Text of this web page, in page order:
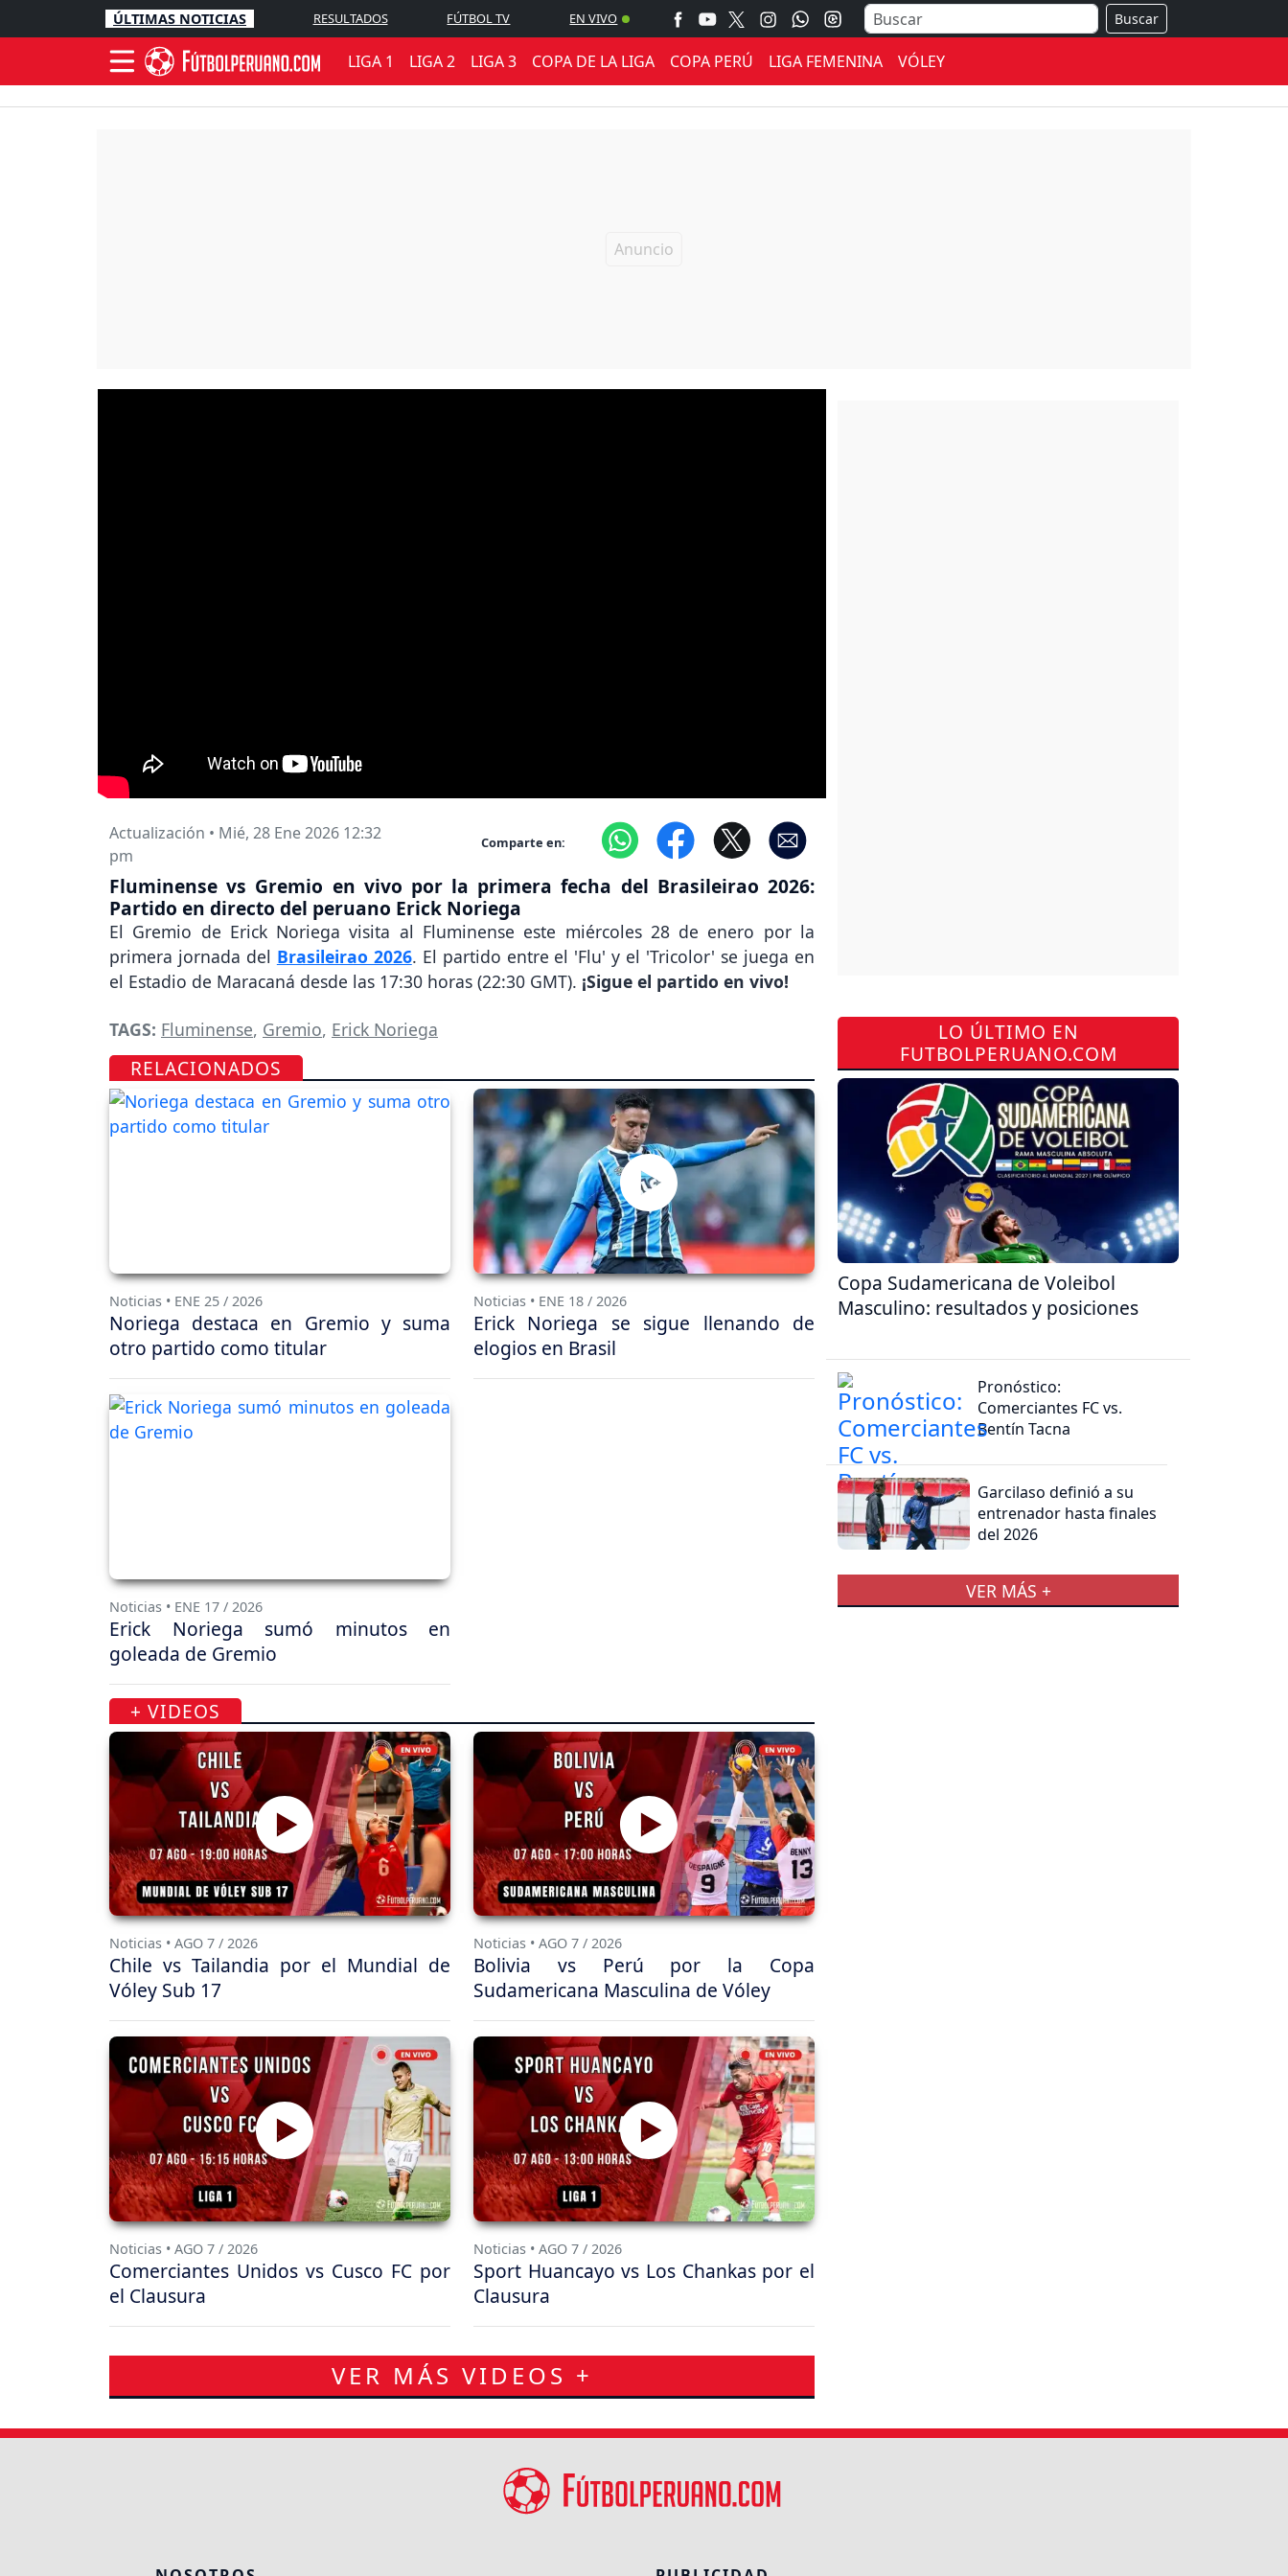
ÚLTIMAS NOTICIAS RESULTADOS FÚTBOL TV EN VIVO Buscar
LIGA 1 LIGA 2 LIGA 3 COPA DE LA LIGA COPA PERÚ LIGA FEMENINA VÓLEY
Actualización • Mié, 28 Ene 2026 12:32
pm
Comparte en:
Fluminense vs Gremio en vivo por la primera fecha del Brasileirao 2026:
Partido en directo del peruano Erick Noriega
El Gremio de Erick Noriega visita al Fluminense este miércoles 28 de enero por la
primera jornada del Brasileirao 2026. El partido entre el 'Flu' y el 'Tricolor' se juega en
el Estadio de Maracaná desde las 17:30 horas (22:30 GMT). ¡Sigue el partido en vivo!
TAGS: Fluminense, Gremio, Erick Noriega
RELACIONADOS
Noticias • ENE 25 / 2026
Noriega destaca en Gremio y suma
otro partido como titular
Noticias • ENE 18 / 2026
Erick Noriega se sigue llenando de
elogios en Brasil
Noticias • ENE 17 / 2026
Erick Noriega sumó minutos en
goleada de Gremio
+ VIDEOS
Noticias • AGO 7 / 2026
Chile vs Tailandia por el Mundial de
Vóley Sub 17
Noticias • AGO 7 / 2026
Bolivia vs Perú por la Copa
Sudamericana Masculina de Vóley
Noticias • AGO 7 / 2026
Comerciantes Unidos vs Cusco FC por
el Clausura
Noticias • AGO 7 / 2026
Sport Huancayo vs Los Chankas por el
Clausura
VER MÁS VIDEOS +
LO ÚLTIMO EN
FUTBOLPERUANO.COM
Copa Sudamericana de Voleibol
Masculino: resultados y posiciones
Pronóstico:
Comerciantes FC vs.
Bentín Tacna
Garcilaso definió a su
entrenador hasta finales
del 2026
VER MÁS +